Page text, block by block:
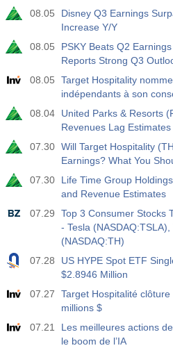
08.05
Disney Q3 Earnings
Increase Y/Y
08.05
PSKY Beats Q2
Reports Strong Q3
08.05
Target Hospitality
indépendants à son
08.04
United Parks & Resorts
Revenues Lag Estimates
07.30 Will Target Hospitality
Earnings? What You
07.30
Life Time Group
and Revenue Estimates
07.29
Top 3 Consumer Stocks
- Tesla
(NASDAQ:TH)
07.28
US HYPE Spot ETF
$2.8946 Million
07.27
Target Hospitalité
millions $
07.21
Les meilleures actions
le boom de l’IA